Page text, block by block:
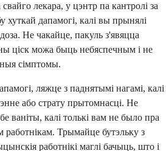
лекара, у цэнтр па кантролі за
хуткай дапамогі, калі вы прынялі
Не чакайце, пакуль з'явяцца
ціск можа быць небяспечным і не
сімптомы.
ляжце з паднятымі нагамі, калі
або страту прытомнасці. Не
ваніты, калі толькі вам не было пра
работнікам. Трымайце бутэльку з
работнікі маглі бачыць, што і